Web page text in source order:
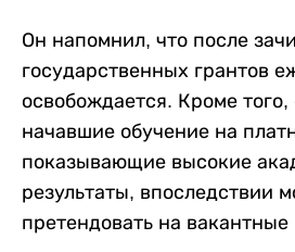
Он напомнил, что после
государственных грантов
освобождается. Кроме того,
начавшие обучение на
показывающие высокие
результаты, впоследствии
претендовать на вакантные